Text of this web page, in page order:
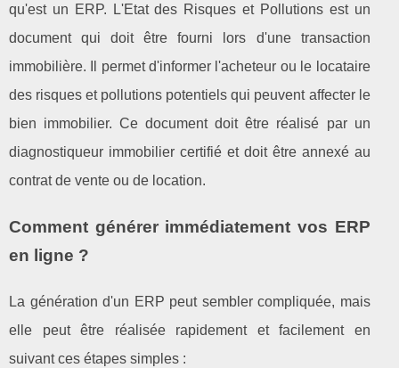
qu'est un ERP. L'Etat des Risques et Pollutions est un
document qui doit être fourni lors d'une transaction
immobilière. Il permet d'informer l'acheteur ou le locataire
des risques et pollutions potentiels qui peuvent affecter le
bien immobilier. Ce document doit être réalisé par un
diagnostiqueur immobilier certifié et doit être annexé au
contrat de vente ou de location.
Comment générer immédiatement vos ERP
en ligne ?
La génération d'un ERP peut sembler compliquée, mais
elle peut être réalisée rapidement et facilement en
suivant ces étapes simples :